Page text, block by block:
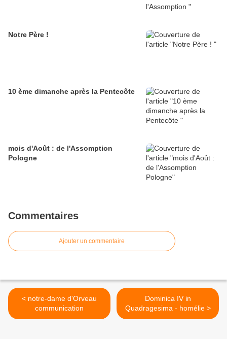
Notre Père !
10 ème dimanche après la Pentecôte
mois d'Août : de l'Assomption
Pologne
Commentaires
Ajouter un commentaire
< notre-dame d'Orveau
communication
Dominica IV in
Quadragesima - homélie >